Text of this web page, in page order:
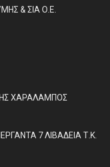
& ΣΙΑ Ο.Ε.
ΧΑΡΑΛΑΜΠΟΣ
7 ΛΙΒΑΔΕΙΑ Τ.Κ.